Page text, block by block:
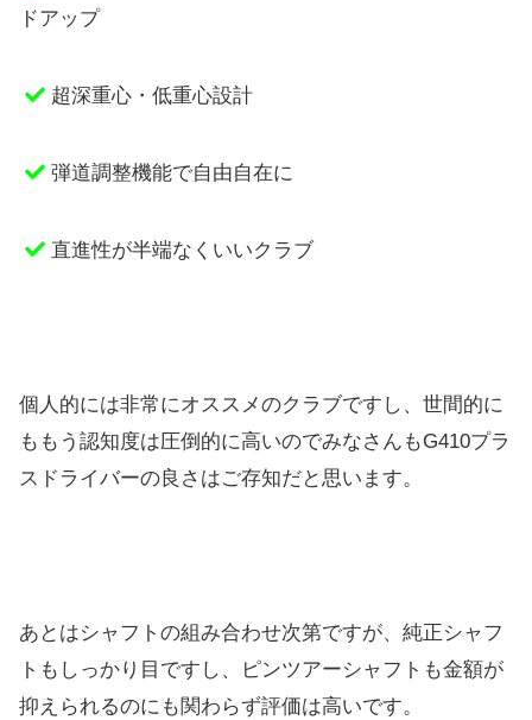
ドアップ
超深重心・低重心設計
弾道調整機能で自由自在に
直進性が半端なくいいクラブ
個人的には非常にオススメのクラブですし、世間的に
ももう認知度は圧倒的に高いのでみなさんもG410プラ
スドライバーの良さはご存知だと思います。
あとはシャフトの組み合わせ次第ですが、純正シャフ
トもしっかり目ですし、ピンツアーシャフトも金額が
抑えられるのにも関わらず評価は高いです。